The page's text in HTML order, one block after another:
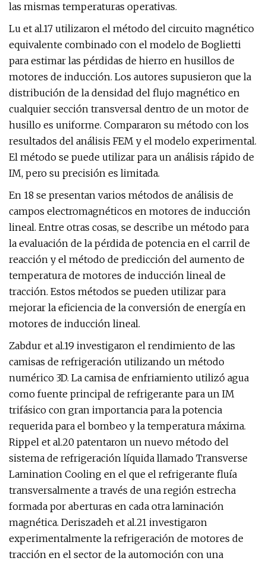
las mismas temperaturas operativas.
Lu et al.17 utilizaron el método del circuito magnético
equivalente combinado con el modelo de Boglietti
para estimar las pérdidas de hierro en husillos de
motores de inducción. Los autores supusieron que la
distribución de la densidad del flujo magnético en
cualquier sección transversal dentro de un motor de
husillo es uniforme. Compararon su método con los
resultados del análisis FEM y el modelo experimental.
El método se puede utilizar para un análisis rápido de
IM, pero su precisión es limitada.
En 18 se presentan varios métodos de análisis de
campos electromagnéticos en motores de inducción
lineal. Entre otras cosas, se describe un método para
la evaluación de la pérdida de potencia en el carril de
reacción y el método de predicción del aumento de
temperatura de motores de inducción lineal de
tracción. Estos métodos se pueden utilizar para
mejorar la eficiencia de la conversión de energía en
motores de inducción lineal.
Zabdur et al.19 investigaron el rendimiento de las
camisas de refrigeración utilizando un método
numérico 3D. La camisa de enfriamiento utilizó agua
como fuente principal de refrigerante para un IM
trifásico con gran importancia para la potencia
requerida para el bombeo y la temperatura máxima.
Rippel et al.20 patentaron un nuevo método del
sistema de refrigeración líquida llamado Transverse
Lamination Cooling en el que el refrigerante fluía
transversalmente a través de una región estrecha
formada por aberturas en cada otra laminación
magnética. Deriszadeh et al.21 investigaron
experimentalmente la refrigeración de motores de
tracción en el sector de la automoción con una